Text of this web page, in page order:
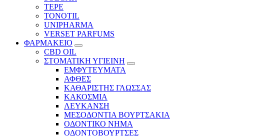
TEPE
TONOTIL
UNIPHARMA
VERSET PARFUMS
ΦΑΡΜΑΚΕΙΟ
CBD OIL
ΣΤΟΜΑΤΙΚΗ ΥΓΙΕΙΝΗ
ΕΜΦΥΤΕΥΜΑΤΑ
ΑΦΘΕΣ
ΚΑΘΑΡΙΣΤΗΣ ΓΛΩΣΣΑΣ
ΚΑΚΟΣΜΙΑ
ΛΕΥΚΑΝΣΗ
ΜΕΣΟΔΟΝΤΙΑ ΒΟΥΡΤΣΑΚΙΑ
ΟΔΟΝΤΙΚΟ ΝΗΜΑ
ΟΔΟΝΤΟΒΟΥΡΤΣΕΣ